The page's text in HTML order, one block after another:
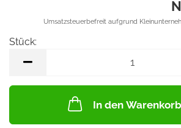
Umsatzsteuerbefreit aufgrund
Stück:
In den Warenkorb